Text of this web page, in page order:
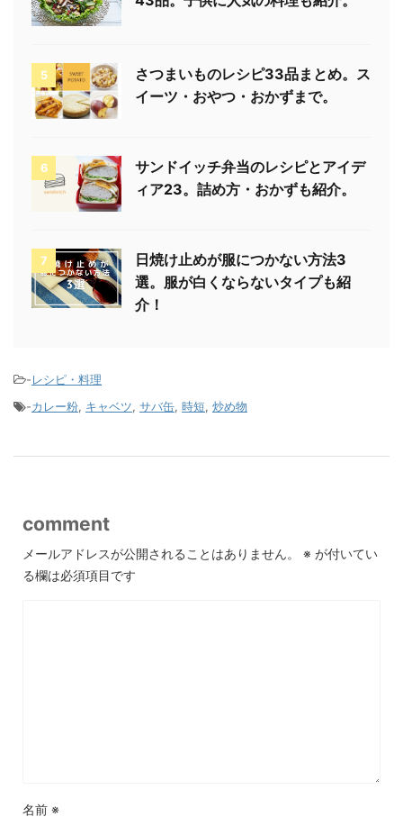
5
さつまいものレシピ33品まとめ。ス
イーツ・おやつ・おかずまで。
6
サンドイッチ弁当のレシピとアイデ
ィア23。詰め方・おかずも紹介。
7
日焼け止めが服につかない方法3
選。服が白くならないタイプも紹
介！
-レシピ・料理
-カレー粉, キャベツ, サバ缶, 時短, 炒め物
comment
メールアドレスが公開されることはありません。 ※ が付いてい
る欄は必須項目です
名前 ※